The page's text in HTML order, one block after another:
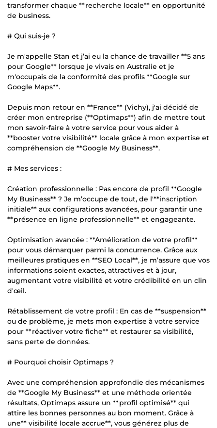
transformer chaque **recherche locale** en opportunité
de business.
# Qui suis-je ?
Je m'appelle Stan et j’ai eu la chance de travailler **5 ans
pour Google** lorsque je vivais en Australie et je
m'occupais de la conformité des profils **Google sur
Google Maps**.
Depuis mon retour en **France** (Vichy), j'ai décidé de
créer mon entreprise (**Optimaps**) afin de mettre tout
mon savoir-faire à votre service pour vous aider à
**booster votre visibilité** locale grâce à mon expertise et
compréhension de **Google My Business**.
# Mes services :
Création professionnelle : Pas encore de profil **Google
My Business** ? Je m’occupe de tout, de l'**inscription
initiale** aux configurations avancées, pour garantir une
**présence en ligne professionnelle** et engageante.
Optimisation avancée : **Amélioration de votre profil**
pour vous démarquer parmi la concurrence. Grâce aux
meilleures pratiques en **SEO Local**, je m’assure que vos
informations soient exactes, attractives et à jour,
augmentant votre visibilité et votre crédibilité en un clin
d'œil.
Rétablissement de votre profil : En cas de **suspension**
ou de problème, je mets mon expertise à votre service
pour **réactiver votre fiche** et restaurer sa visibilité,
sans perte de données.
# Pourquoi choisir Optimaps ?
Avec une compréhension approfondie des mécanismes
de **Google My Business** et une méthode orientée
résultats, Optimaps assure un **profil optimisé** qui
attire les bonnes personnes au bon moment. Grâce à
une** visibilité locale accrue**, vous générez plus de